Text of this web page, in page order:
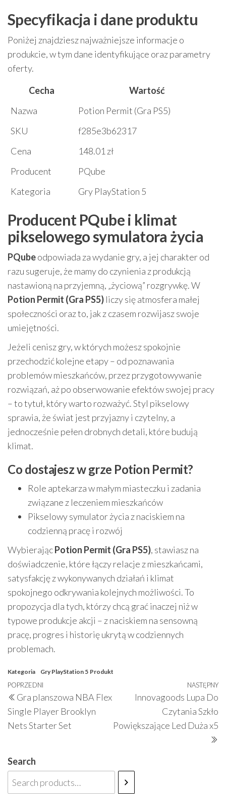
Specyfikacja i dane produktu
Poniżej znajdziesz najważniejsze informacje o
produkcie, w tym dane identyfikujące oraz parametry
oferty.
Cecha
Wartość
Nazwa
Potion Permit (Gra PS5)
SKU
f285e3b62317
Cena
148.01 zł
Producent
PQube
Kategoria
Gry PlayStation 5
Producent PQube i klimat
pikselowego symulatora życia
PQubeodpowiada za wydanie gry, a jej charakter od
razu sugeruje, że mamy do czynienia z produkcją
nastawioną na przyjemną, „życiową” rozgrywkę. W
Potion Permit (Gra PS5) liczy się atmosfera małej
społeczności oraz to, jak z czasem rozwijasz swoje
umiejętności.
Jeżeli cenisz gry, w których możesz spokojnie
przechodzić kolejne etapy – od poznawania
problemów mieszkańców, przez przygotowywanie
rozwiązań, aż po obserwowanie efektów swojej pracy
– to tytuł, który warto rozważyć. Styl pikselowy
sprawia, że świat jest przyjazny i czytelny, a
jednocześnie pełen drobnych detali, które budują
klimat.
Co dostajesz w grze Potion Permit?
Role aptekarza w małym miasteczku i zadania
związane z leczeniem mieszkańców
Pikselowy symulator życia z naciskiem na
codzienną pracę i rozwój
WybierającPotion Permit (Gra PS5), stawiasz na
doświadczenie, które łączy relacje z mieszkańcami,
satysfakcję z wykonywanych działań i klimat
spokojnego odkrywania kolejnych możliwości. To
propozycja dla tych, którzy chcą grać inaczej niż w
typowe produkcje akcji – z naciskiem na sensowną
pracę, progres i historię ukrytą w codziennych
problemach.
Kategoria Gry PlayStation 5 Produkt
Nawigacja
wpisu
Poprzedni
wpis
POPRZEDNI
Gra planszowa NBA Flex
Single Player Brooklyn
Nets Starter Set
NASTĘPNY
Innovagoods Lupa Do
Czytania Szkło
Powiększające Led Duża x5
Search